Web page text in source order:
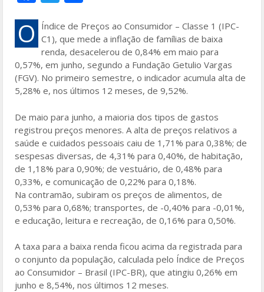
ac
e
b
o
o
w
itt
er
ar
e
O
Índice de Preços ao Consumidor – Classe 1 (IPC-
C1), que mede a inflação de famílias de baixa
renda, desacelerou de 0,84% em maio para
0,57%, em junho, segundo a Fundação Getulio Vargas
(FGV). No primeiro semestre, o indicador acumula alta de
5,28% e, nos últimos 12 meses, de 9,52%.
De maio para junho, a maioria dos tipos de gastos
registrou preços menores. A alta de preços relativos a
saúde e cuidados pessoais caiu de 1,71% para 0,38%; de
sespesas diversas, de 4,31% para 0,40%, de habitação,
de 1,18% para 0,90%; de vestuário, de 0,48% para
0,33%, e comunicação de 0,22% para 0,18%.
Na contramão, subiram os preços de alimentos, de
0,53% para 0,68%; transportes, de -0,40% para -0,01%,
e educação, leitura e recreação, de 0,16% para 0,50%.
A taxa para a baixa renda ficou acima da registrada para
o conjunto da população, calculada pelo Índice de Preços
ao Consumidor – Brasil (IPC-BR), que atingiu 0,26% em
junho e 8,54%, nos últimos 12 meses.